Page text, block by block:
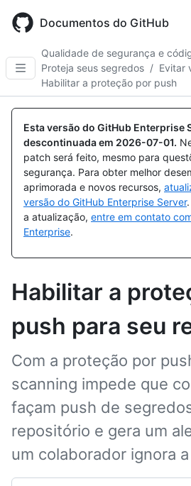
main
Documentos do GitHub
Qualidade de segurança e
Proteja seus segredos / Evitar
Habilitar a proteção por push
Esta versão do GitHub Enterprise
descontinuada em 2026-07-01.
patch será feito, mesmo para
segurança. Para obter melhor
aprimorada e novos recursos,
versão do GitHub Enterprise Server
a atualização, entre em contato
Enterprise.
Habilitar a
push para seu
Com a proteção por
scanning impede que
façam push de
repositório e gera um
um colaborador ignora